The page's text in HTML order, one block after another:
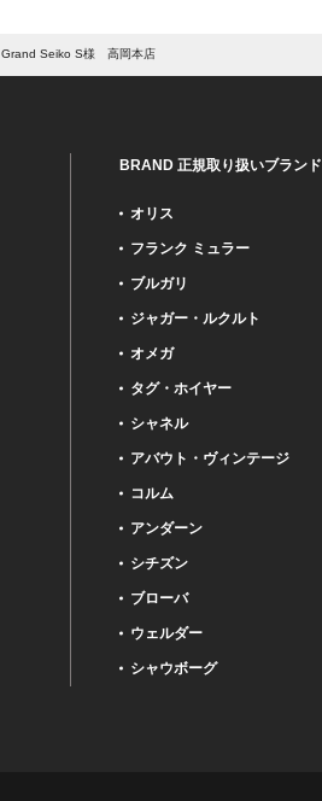
Grand Seiko S様 高岡本店
BRAND 正規取り扱いブランド
オリス
フランク ミュラー
ブルガリ
ジャガー・ルクルト
オメガ
タグ・ホイヤー
シャネル
アバウト・ヴィンテージ
コルム
アンダーン
シチズン
ブローバ
ウェルダー
シャウボーグ